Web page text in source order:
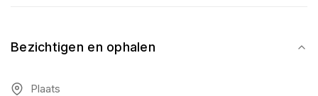
Bezichtigen en ophalen
Plaats